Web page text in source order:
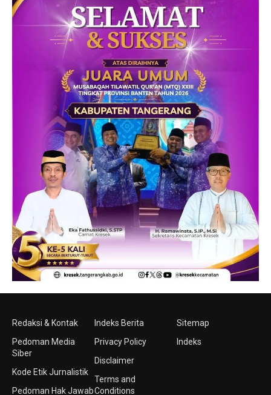
Redaksi & Kontak
Pedoman Media
Siber
Kode Etik Jurnalistik
Pedoman Hak Jawab
Indeks Berita
Privacy Policy
Disclaimer
Terms and
Conditions
Sitemap
Indeks